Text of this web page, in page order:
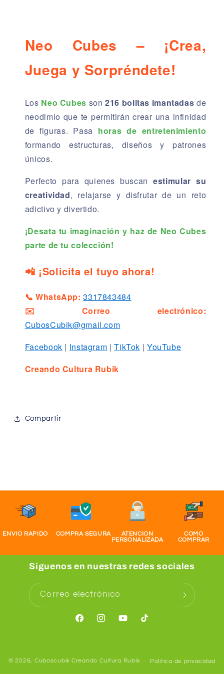
Neo Cubes – ¡Crea,
Juega y Sorpréndete!
Los Neo Cubes son216 bolitas imantadas de
neodimio que te permitirán crear una infinidad
de figuras. Pasa horas de entretenimiento
formando estructuras, diseños y patrones
únicos.
Perfecto para quienes buscanestimular su
creatividad, relajarse y disfrutar de un reto
adictivo y divertido.
¡Desata tu imaginación y haz de Neo Cubes
parte de tu colección!
📲 ¡Solicita el tuyo ahora!
📞 WhatsApp: 3317843484
✉️ Correo electrónico:
CubosCubik@gmail.com
Facebook | Instagram |TikTok | YouTube
Creando Cultura Rubik
Compartir
ENVIO RAPIDO COMPRA SEGURA
ATENCION
PERSONALIZADA
COMO
COMPRAR
Síguenos en nuestras redes sociales
Correo electrónico
FacebookInstagramYouTubeTikTok
© 2026, Cuboscubik Creando Cultura Rubik Política de privacidad